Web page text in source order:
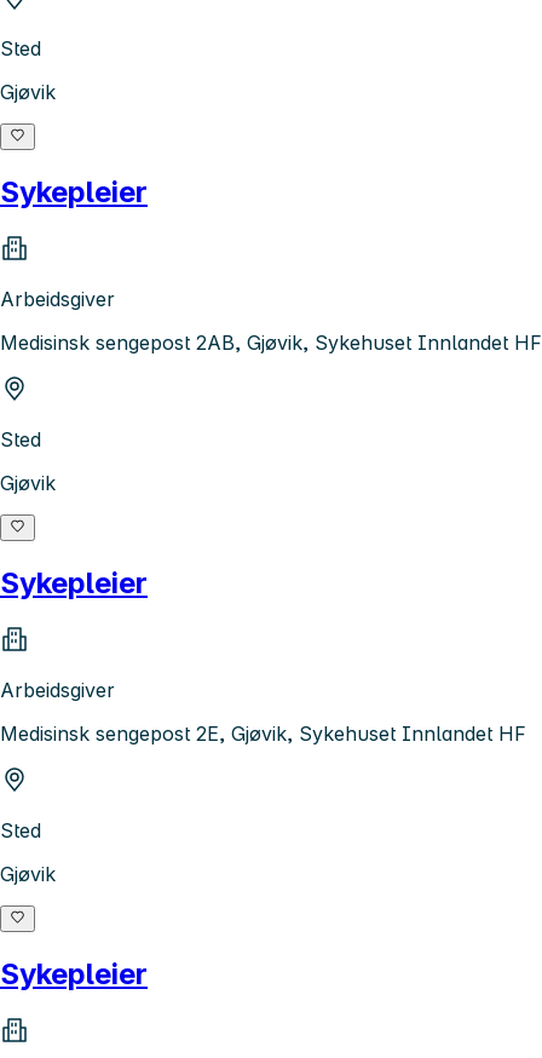
Sted
Gjøvik
Sykepleier
Arbeidsgiver
Medisinsk sengepost 2AB, Gjøvik, Sykehuset Innlandet HF
Sted
Gjøvik
Sykepleier
Arbeidsgiver
Medisinsk sengepost 2E, Gjøvik, Sykehuset Innlandet HF
Sted
Gjøvik
Sykepleier